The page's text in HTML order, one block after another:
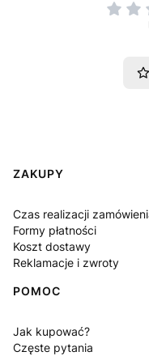
Linki w stopce
ZAKUPY
Czas realizacji
Formy płatności
Koszt dostawy
Reklamacje i zwroty
POMOC
Jak kupować?
Częste pytania